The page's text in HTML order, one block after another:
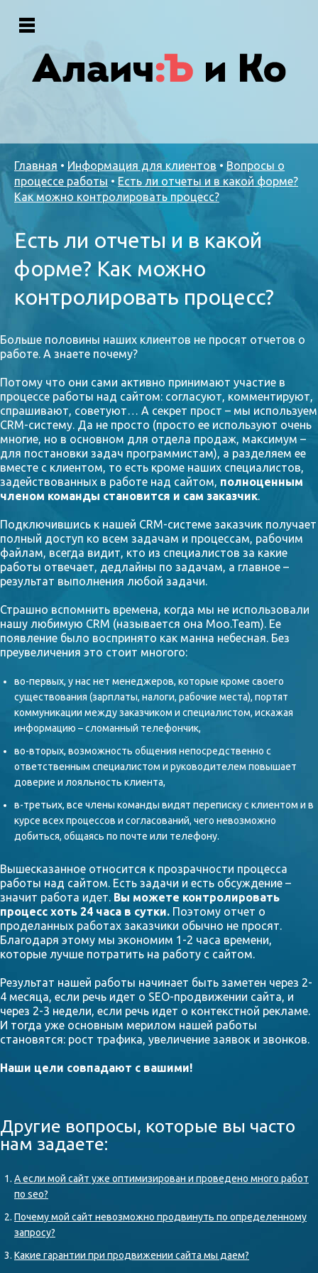
Главная • Информация для клиентов • Вопросы о
процессе работы • Есть ли отчеты и в какой форме?
Как можно контролировать процесс?
Есть ли отчеты и в какой
форме? Как можно
контролировать процесс?
Больше половины наших клиентов не просят отчетов о
работе. А знаете почему?
Потому что они сами активно принимают участие в
процессе работы над сайтом: согласуют, комментируют,
спрашивают, советуют… А секрет прост – мы используем
CRM-систему. Да не просто (просто ее используют очень
многие, но в основном для отдела продаж, максимум –
для постановки задач программистам), а разделяем ее
вместе с клиентом, то есть кроме наших специалистов,
задействованных в работе над сайтом, полноценным
членом команды становится и сам заказчик.
Подключившись к нашей CRM-системе заказчик получает
полный доступ ко всем задачам и процессам, рабочим
файлам, всегда видит, кто из специалистов за какие
работы отвечает, дедлайны по задачам, а главное –
результат выполнения любой задачи.
Страшно вспомнить времена, когда мы не использовали
нашу любимую CRM (называется она Moo.Team). Ее
появление было воспринято как манна небесная. Без
преувеличения это стоит многого:
во-первых, у нас нет менеджеров, которые кроме своего
существования (зарплаты, налоги, рабочие места), портят
коммуникации между заказчиком и специалистом, искажая
информацию – сломанный телефончик,
во-вторых, возможность общения непосредственно с
ответственным специалистом и руководителем повышает
доверие и лояльность клиента,
в-третьих, все члены команды видят переписку с клиентом и в
курсе всех процессов и согласований, чего невозможно
добиться, общаясь по почте или телефону.
Вышесказанное относится к прозрачности процесса
работы над сайтом. Есть задачи и есть обсуждение –
значит работа идет. Вы можете контролировать
процесс хоть 24 часа в сутки. Поэтому отчет о
проделанных работах заказчики обычно не просят.
Благодаря этому мы экономим 1-2 часа времени,
которые лучше потратить на работу с сайтом.
Результат нашей работы начинает быть заметен через 2-
4 месяца, если речь идет о SEO-продвижении сайта, и
через 2-3 недели, если речь идет о контекстной рекламе.
И тогда уже основным мерилом нашей работы
становятся: рост трафика, увеличение заявок и звонков.
Наши цели совпадают с вашими!
Другие вопросы, которые вы часто
нам задаете:
А если мой сайт уже оптимизирован и проведено много работ
по seo?
Почему мой сайт невозможно продвинуть по определенному
запросу?
Какие гарантии при продвижении сайта мы даем?